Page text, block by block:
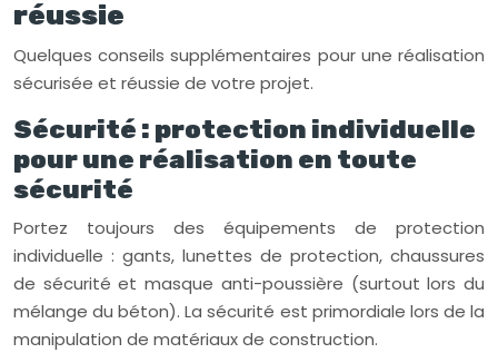
réussie
Quelques conseils supplémentaires pour une réalisation
sécurisée et réussie de votre projet.
Sécurité : protection individuelle
pour une réalisation en toute
sécurité
Portez toujours des équipements de protection
individuelle : gants, lunettes de protection, chaussures
de sécurité et masque anti-poussière (surtout lors du
mélange du béton). La sécurité est primordiale lors de la
manipulation de matériaux de construction.